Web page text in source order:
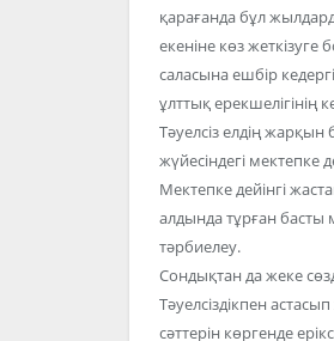
қарағанда бұл
екеніне көз
саласына ешбір
ұлттық ерекшелігінің
Тәуелсіз елдің
жүйесіндегі мектепке
Мектепке дейінгі
алдында тұрған басты
тәрбиелеу.
Сондықтан да жеке
Тәуелсіздікпен
сәттерін көргенде